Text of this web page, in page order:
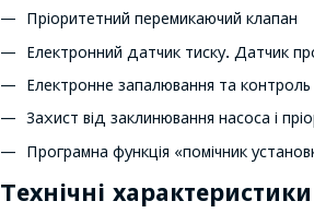
Пріоритетний перемикаючий клапан
Електронний датчик тиску. Датчик
Електронне запалювання та контроль
Захист від заклинювання насоса і
Програмна функція «помічник
Технічні характеристики